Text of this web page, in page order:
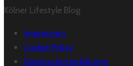
Kölner Lifestyle Blog
Impressum
Cookie Policy
Datenschutzerklärung